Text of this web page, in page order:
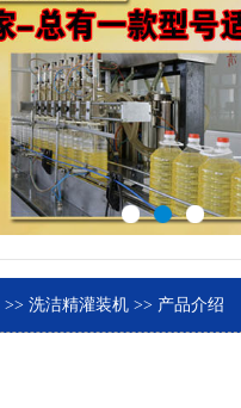
>> 洗洁精灌装机 >> 产品介绍